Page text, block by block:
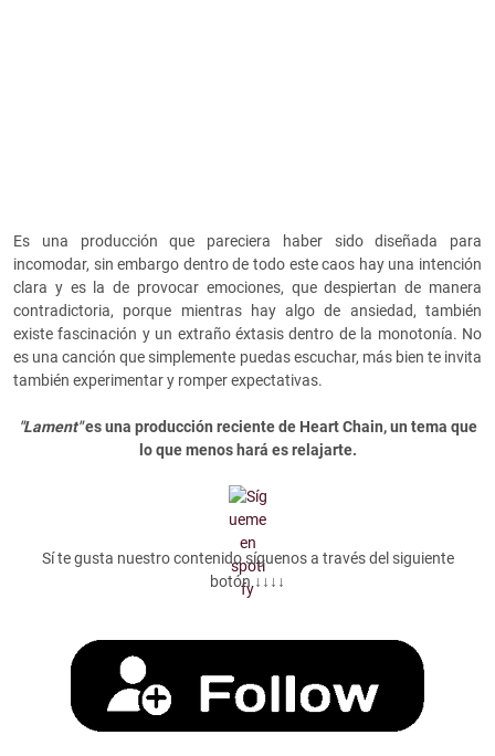
Es una producción que pareciera haber sido diseñada para
incomodar, sin embargo dentro de todo este caos hay una intención
clara y es la de provocar emociones, que despiertan de manera
contradictoria, porque mientras hay algo de ansiedad, también
existe fascinación y un extraño éxtasis dentro de la monotonía. No
es una canción que simplemente puedas escuchar, más bien te invita
también experimentar y romper expectativas.
"Lament"es una producción reciente de Heart Chain, un tema que
lo que menos hará es relajarte.
Sí te gusta nuestro contenido síguenos a través del siguiente
botón ↓↓↓↓